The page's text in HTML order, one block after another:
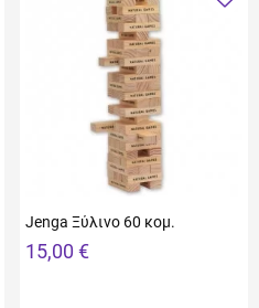
Jenga Ξύλινο 60 κομ.
15,00 €